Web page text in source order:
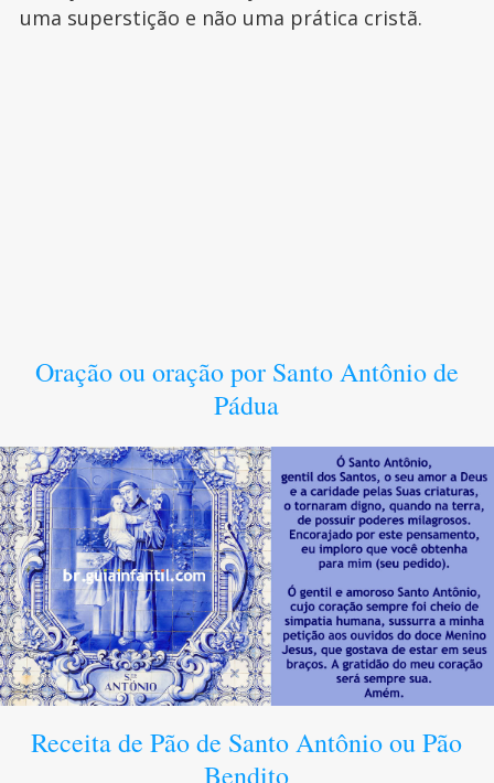
uma superstição e não uma prática cristã.
Oração ou oração por Santo Antônio de
Pádua
Receita de Pão de Santo Antônio ou Pão
Bendito